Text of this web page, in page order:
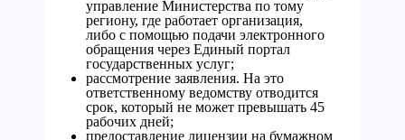
управление Министерства по тому
региону, где работает организация,
либо с помощью подачи электронного
обращения через Единый портал
государственных услуг;
рассмотрение заявления. На это
ответственному ведомству отводится
срок, который не может превышать 45
рабочих дней;
предоставление лицензии на бумажном